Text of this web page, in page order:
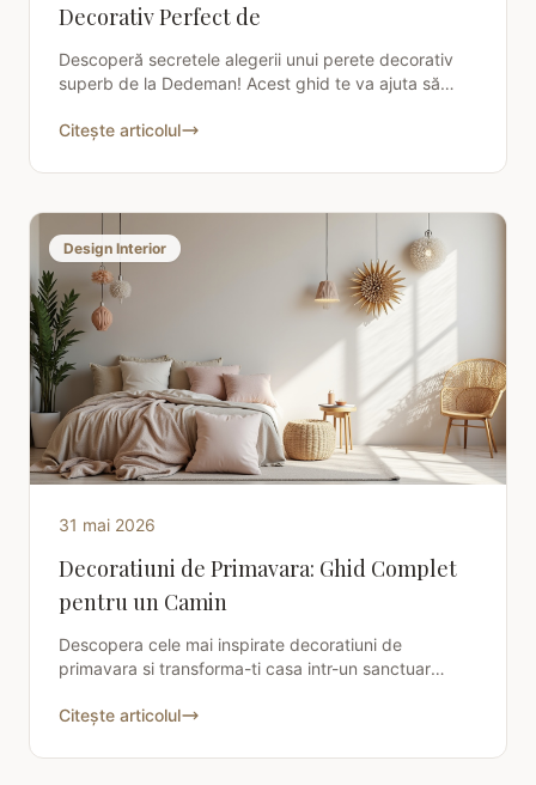
Decorativ Perfect de
Descoperă secretele alegerii unui perete decorativ
superb de la Dedeman! Acest ghid te va ajuta să
Citește articolul
Design Interior
31 mai 2026
Decoratiuni de Primavara: Ghid Complet
pentru un Camin
Descopera cele mai inspirate decoratiuni de
primavara si transforma-ti casa intr-un sanctuar
Stilist
Citește articolul